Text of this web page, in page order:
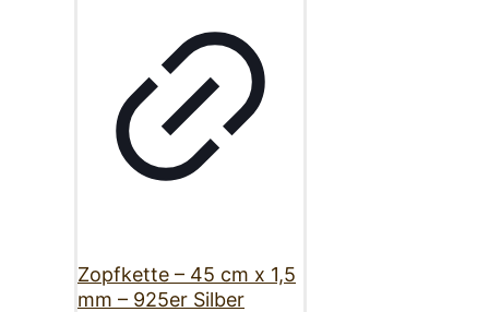
Zopfkette – 45 cm x 1,5
mm – 925er Silber